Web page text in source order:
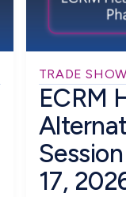
TRADE
ECRM
17,